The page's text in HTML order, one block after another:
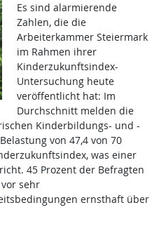
Es sind alarmierende
Zahlen, die die
Arbeiterkammer Steiermark
im Rahmen ihrer
Kinderzukunftsindex-
Untersuchung heute
veröffentlicht hat: Im
Durchschnitt melden die
Kinderbildungs- und -
von 47,4 von 70
was einer
45 Prozent der Befragten
sehr
ernsthaft über